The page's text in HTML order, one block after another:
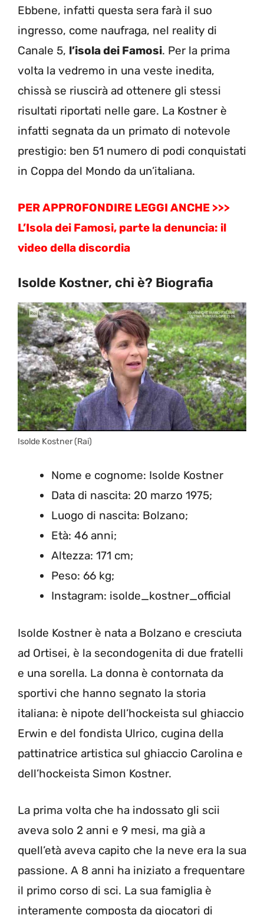
Ebbene, infatti questa sera farà il suo
ingresso, come naufraga, nel reality di
Canale 5, l’isola dei Famosi. Per la prima
volta la vedremo in una veste inedita,
chissà se riuscirà ad ottenere gli stessi
risultati riportati nelle gare. La Kostner è
infatti segnata da un primato di notevole
prestigio: ben 51 numero di podi conquistati
in Coppa del Mondo da un’italiana.
PER APPROFONDIRE LEGGI ANCHE >>>
L’Isola dei Famosi, parte la denuncia: il
video della discordia
Isolde Kostner, chi è? Biografia
Isolde Kostner (Rai)
Nome e cognome: Isolde Kostner
Data di nascita: 20 marzo 1975;
Luogo di nascita: Bolzano;
Età: 46 anni;
Altezza: 171 cm;
Peso: 66 kg;
Instagram: isolde_kostner_official
Isolde Kostner è nata a Bolzano e cresciuta
ad Ortisei, è la secondogenita di due fratelli
e una sorella. La donna è contornata da
sportivi che hanno segnato la storia
italiana: è nipote dell’hockeista sul ghiaccio
Erwin e del fondista Ulrico, cugina della
pattinatrice artistica sul ghiaccio Carolina e
dell’hockeista Simon Kostner.
La prima volta che ha indossato gli scii
aveva solo 2 anni e 9 mesi, ma già a
quell’età aveva capito che la neve era la sua
passione. A 8 anni ha iniziato a frequentare
il primo corso di sci. La sua famiglia è
interamente composta da giocatori di